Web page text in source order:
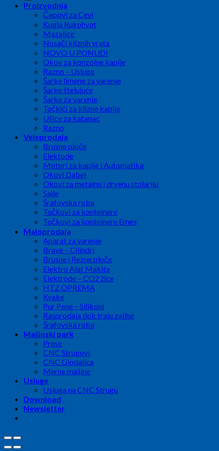
Proizvodnja
Čepovi za Cevi
Kugla Rukohvat
Mazalice
Nosači kliznih vrata
NOVO U PONUDI
Okov za konzolne kapije
Razno – Usluge
Šarke limene za varenje
Šarke štelujuće
Šarke za varenje
Točkići za klizne kapije
Ušice za katanac
Razno
Veleprodaja
Brusne ploče
Elektode
Motori za kapije i Automatika
Okovi Dabel
Okovi za metalnu i drvenu stolariju
Sajle
Šrafovska roba
Točkovi za kontejnere
Točkovi za kontejnere Emes
Maloprodaja
Aparat za varenje
Brave – Cilindri
Brusne i Rezne ploče
Elektro Alat Makita
Elektrode – CO2 žice
HTZ OPREMA
Kvake
Pur Pene – Silikoni
Rasprodaja dok traju zalihe
Šrafovska roba
Mašinski park
Prese
CNC Strugovi
CNC Glodalica
Merne mašine
Usluge
Usluga na CNC Strugu
Download
Newsletter